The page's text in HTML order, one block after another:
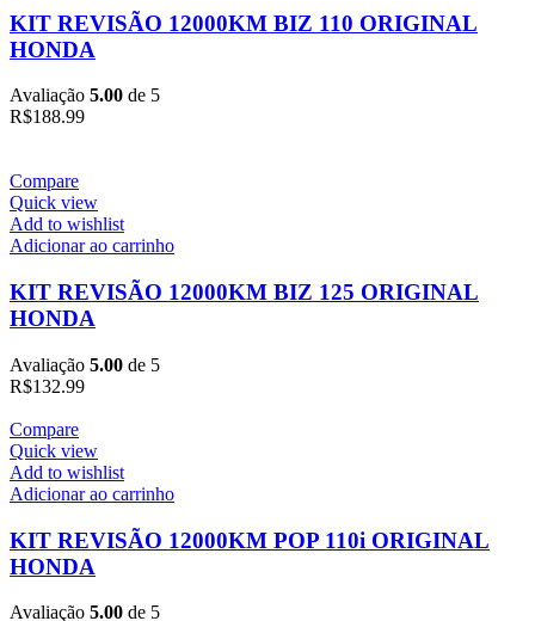
KIT REVISÃO 12000KM BIZ 110 ORIGINAL
HONDA
Avaliação 5.00 de 5
R$188.99
Compare
Quick view
Add to wishlist
Adicionar ao carrinho
KIT REVISÃO 12000KM BIZ 125 ORIGINAL
HONDA
Avaliação 5.00 de 5
R$132.99
Compare
Quick view
Add to wishlist
Adicionar ao carrinho
KIT REVISÃO 12000KM POP 110i ORIGINAL
HONDA
Avaliação 5.00 de 5